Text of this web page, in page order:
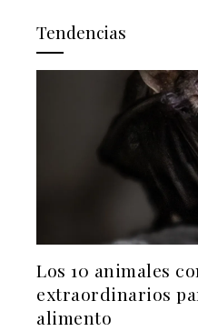
Tendencias
Los 10 animales
extraordinarios
alimento